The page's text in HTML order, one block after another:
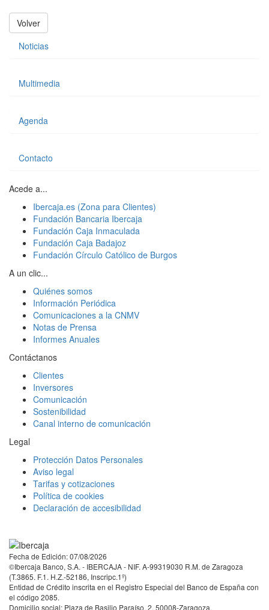
Volver
Noticias
Multimedia
Agenda
Contacto
Acede a...
Ibercaja.es (Zona para Clientes)
Fundación Bancaria Ibercaja
Fundación Caja Inmaculada
Fundación Caja Badajoz
Fundación Círculo Católico de Burgos
A un clic...
Quiénes somos
Información Periódica
Comunicaciones a la CNMV
Notas de Prensa
Informes Anuales
Contáctanos
Clientes
Inversores
Comunicación
Sostenibilidad
Canal interno de comunicación
Legal
Protección Datos Personales
Aviso legal
Tarifas y cotizaciones
Política de cookies
Declaración de accesibilidad
Fecha de Edición: 07/08/2026
©Ibercaja Banco, S.A. - IBERCAJA - NIF. A-99319030 R.M. de Zaragoza
(T.3865. F.1. H.Z.-52186, Inscripc.1º)
Entidad de Crédito inscrita en el Registro Especial del Banco de España con
el código 2085.
Domicilio social: Plaza de Basilio Paraíso, 2. 50008-Zaragoza.